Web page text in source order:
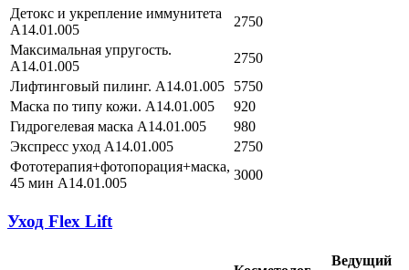
Детокс и укрепление иммунитета
А14.01.005
2750
Максимальная упругость.
А14.01.005
2750
Лифтинговый пилинг. А14.01.005
5750
Маска по типу кожи. А14.01.005
920
Гидрогелевая маска А14.01.005
980
Экспресс уход А14.01.005
2750
Фототерапия+фотопорация+маска,
45 мин А14.01.005
3000
Уход Flex Lift
Ведущий